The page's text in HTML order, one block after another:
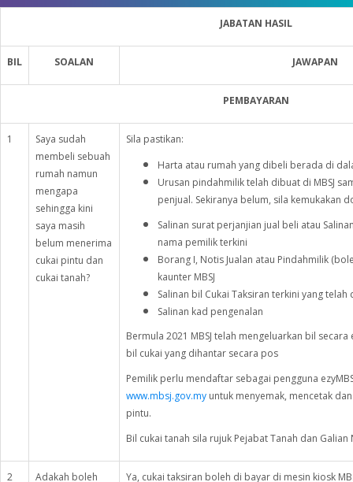
JABATAN HASIL
BIL SOALAN JAWAPAN
PEMBAYARAN
1
Saya sudah
membeli sebuah
rumah namun
mengapa
sehingga kini
saya masih
belum menerima
cukai pintu dan
cukai tanah?
Sila pastikan:
Harta atau rumah yang dibeli berada di
Urusan pindahmilik telah dibuat di MBSJ
penjual. Sekiranya belum, sila kemukakan
Salinan surat perjanjian jual beli atau
nama pemilik terkini
Borang I, Notis Jualan atau Pindahmilik
kaunter MBSJ
Salinan bil Cukai Taksiran terkini yang telah
Salinan kad pengenalan
Bermula 2021 MBSJ telah mengeluarkan bil
bil cukai yang dihantar secara pos
Pemilik perlu mendaftar sebagai pengguna
www.mbsj.gov.my untuk menyemak, mencetak
pintu.
Bil cukai tanah sila rujuk Pejabat Tanah dan Galian
2
Adakah boleh
Ya, cukai taksiran boleh di bayar di mesin kiosk